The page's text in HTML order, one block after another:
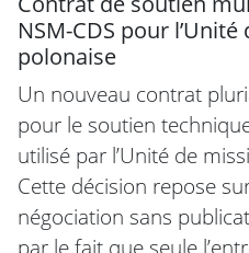
NSM‑CDS pour
polonaise
Un nouveau contrat
pour le soutien
utilisé par l’Unité de
Cette décision repose
négociation sans